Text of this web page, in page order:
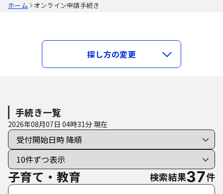
ホーム オンライン申請手続き
キーワードで探す
手続き種別を選択
利用者選択すべての手続き
個人向けの手続き
法人向けの手続き
探し方の変更
手続き一覧
2026年08月07日 04時31分 現在
子育て・教育 検索結果37件